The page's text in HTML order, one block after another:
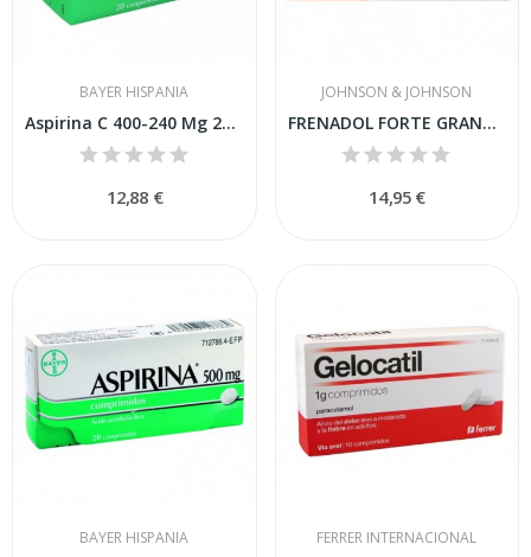
BAYER HISPANIA
Aspirina C 400-240 Mg 20 Comprimidos Efervescentes
12,88 €
JOHNSON & JOHNSON
FRENADOL FORTE GRANULADO PARA SOLUCION ORAL ,...
14,95 €
BAYER HISPANIA FERRER INTERNACIONAL